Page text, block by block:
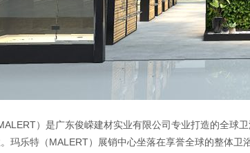
）是广东俊嵘建材实业有限公司专业打造的全球
玛乐特（MALERT）展销中心坐落在享誉全球的整体卫